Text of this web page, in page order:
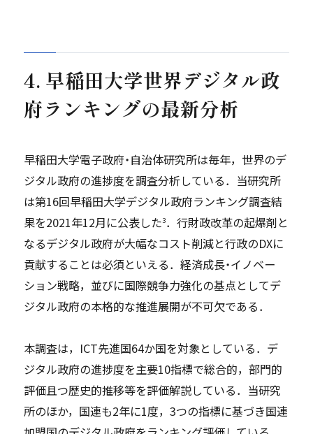
4. 早稲田大学世界デジタル政
府ランキングの最新分析
早稲田大学電子政府・自治体研究所は毎年，世界のデ
ジタル政府の進捗度を調査分析している．当研究所
は第16回早稲田大学デジタル政府ランキング調査結
果を2021年12月に公表した3．行財政改革の起爆剤と
なるデジタル政府が大幅なコスト削減と行政のDXに
貢献することは必須といえる．経済成長・イノベー
ション戦略，並びに国際競争力強化の基点としてデ
ジタル政府の本格的な推進展開が不可欠である．
本調査は，ICT先進国64か国を対象としている．デ
ジタル政府の進捗度を主要10指標で総合的，部門的
評価且つ歴史的推移等を評価解説している．当研究
所のほか，国連も2年に1度，3つの指標に基づき国連